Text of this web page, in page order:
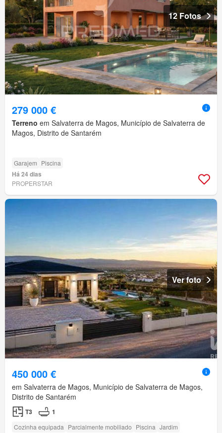
12 Fotos
279 000 €
Terreno em Salvaterra de Magos, Município de Salvaterra de
Magos, Distrito de Santarém
Garajem Piscina
Há 24 dias
PROPERSTAR
Ver foto
450 000 €
em Salvaterra de Magos, Município de Salvaterra de Magos,
Distrito de Santarém
T3 1
Cozinha equipada Parcialmente mobiliado Piscina Jardim